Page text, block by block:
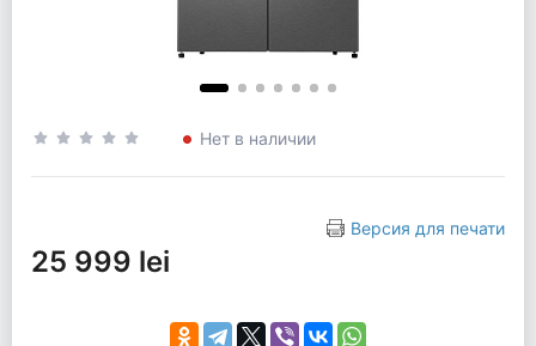
Нет в наличии
Версия для печати
25 999 lei